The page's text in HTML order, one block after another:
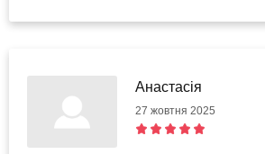
Анастасія
27 жовтня 2025